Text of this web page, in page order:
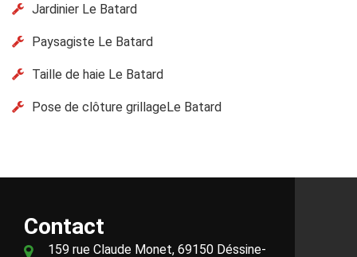
Jardinier Le Batard
Paysagiste Le Batard
Taille de haie Le Batard
Pose de clôture grillageLe Batard
Contact
159 rue Claude Monet, 69150 Déssine-